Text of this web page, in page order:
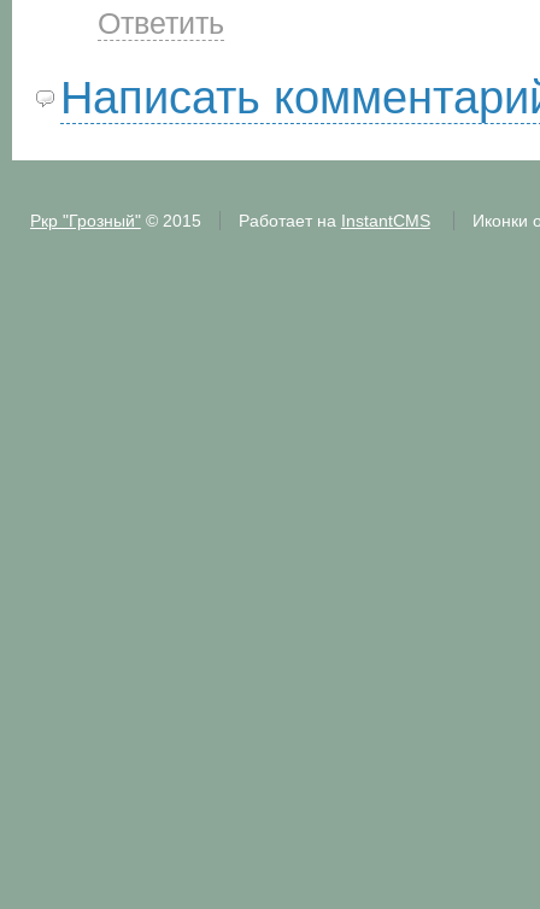
Ответить
Написать
Ркр "Грозный"© 2015 Работает на InstantCMS Иконки